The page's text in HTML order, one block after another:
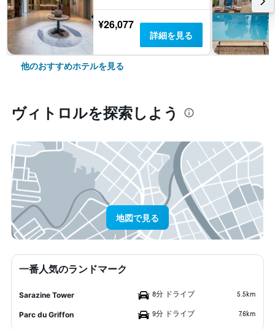
¥26,077
詳細を見る
他のおすすめホテルを見る
ヴィトロル​を探索しよう
地図で見る
一番人気のランドマーク
Sarazine Tower 8分 ドライブ 5.5km
Parc du Griffon 9分 ドライブ 7.6km